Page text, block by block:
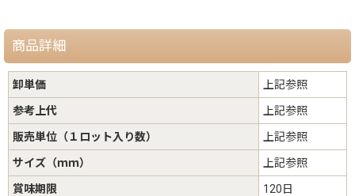
商品詳細
卸単価 上記参照
参考上代 上記参照
販売単位（１ロット入り数） 上記参照
サイズ（ｍｍ） 上記参照
賞味期限 120日